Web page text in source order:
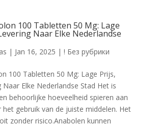
100 Tabletten 50 Mg: Lage
Naar Elke Nederlandse
| Jan 16, 2025 | ! Без рубрики
100 Tabletten 50 Mg: Lage Prijs,
Naar Elke Nederlandse Stad Het is
behoorlijke hoeveelheid spieren aan
gebruik van de juiste middelen. Het
zonder risico.Anabolen kunnen